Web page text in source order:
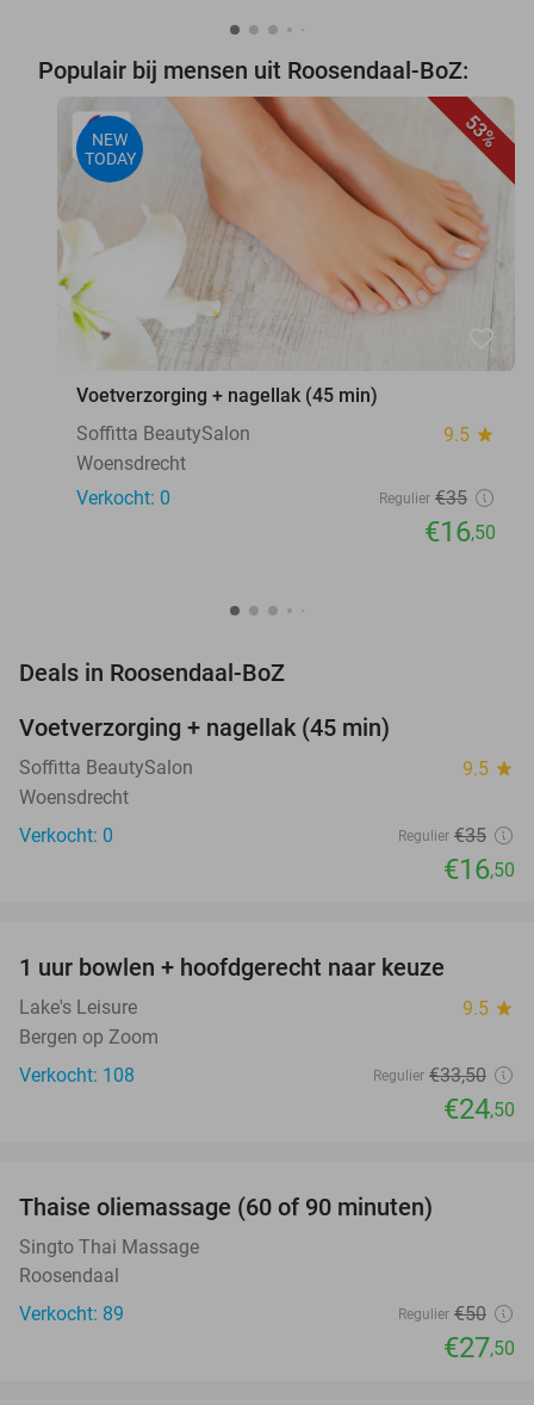
Populair bij mensen uit Roosendaal-BoZ:
53%
NEW
TODAY
favorite_border
Voetverzorging + nagellak (45 min)
Soffitta BeautySalon
9.5 star
Woensdrecht
Verkocht: 0
Regulier €35
€16,50
Deals in Roosendaal-BoZ
TODAY
Voetverzorging + nagellak (45 min)
Soffitta BeautySalon 9.5 star
Woensdrecht
Verkocht: 0
Regulier €35
€16,50
1 uur bowlen + hoofdgerecht naar keuze
Lake's Leisure 9.5 star
Bergen op Zoom
Verkocht: 108
Regulier €33,50
€24,50
Thaise oliemassage (60 of 90 minuten)
Singto Thai Massage
Roosendaal
Verkocht: 89
Regulier €50
€27,50